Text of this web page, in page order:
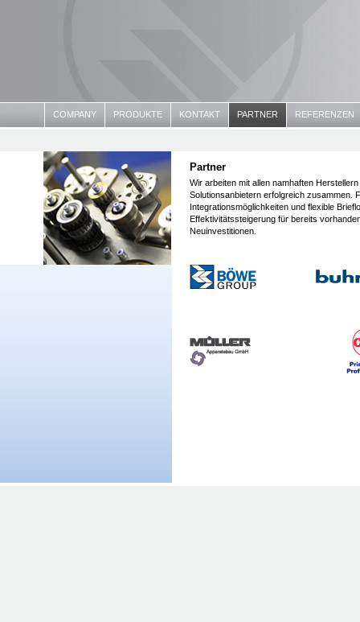
COMPANY PRODUKTE KONTAKT PARTNER REFERENZEN
Partner
Wir arbeiten mit allen namhaften
Solutionsanbietern erfolgreich zusammen.
Integrationsmöglichkeiten und flexible
Effektivitätssteigerung für bereits
Neuinvestitionen.